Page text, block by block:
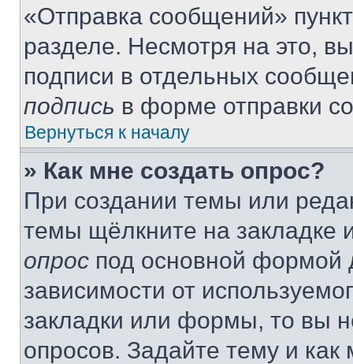
«Отправка сообщений»
разделе. Несмотря на это,
подписи в отдельных
подпись в форме отправки
Вернуться к началу
» Как мне создать опрос?
При создании темы или
темы щёлкните на
опрос под основной формой
зависимости от
закладки или формы, то вы
опросов. Задайте тему и